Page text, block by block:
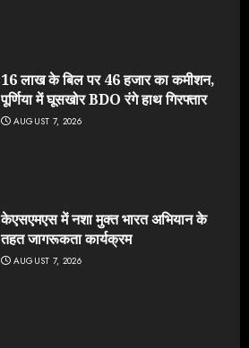
16 लाख के बिल पर 46 हजार का कमीशन,
पूर्णिया में घूसखोर BDO रंगे हाथ गिरफ्तार
AUGUST 7, 2026
केएसएमएस में नशा मुक्त भारत अभियान के
तहत जागरूकता कार्यक्रम
AUGUST 7, 2026